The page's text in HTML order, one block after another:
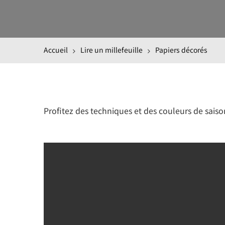
Accueil Lire un millefeuille Papiers décorés
Profitez des techniques et des couleurs de